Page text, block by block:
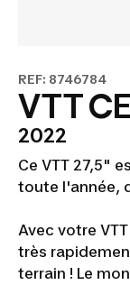
REF: 8746784
VTT
2022
Ce VTT 27,5"
toute l'année,
Avec votre
très
terrain ! Le